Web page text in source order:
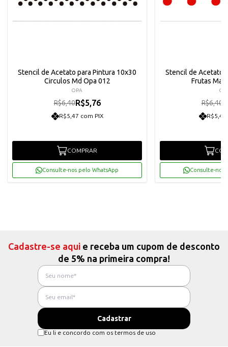
Stencil de Acetato para Pintura 10x30
Circulos Md Opa 012
OPA
R$6,40R$5,76
R$5,47 com PIX
COMPRAR
Consulte-nos pelo WhatsApp
Stencil de Acetato
Frutas
R$6,40
R$5,47
Consulte-nos
Cadastre-se aqui e receba um cupom de desconto
de 5% na primeira compra!
Eu li e concordo com os termos de uso